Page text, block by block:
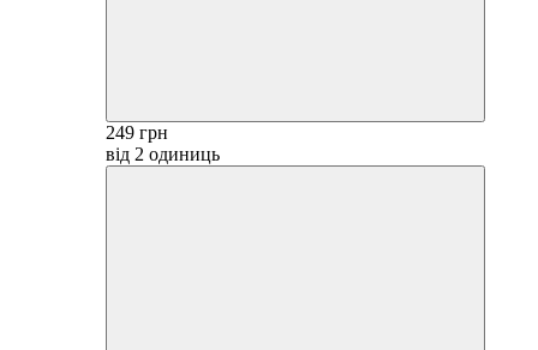
249 грн
від 2 одиниць